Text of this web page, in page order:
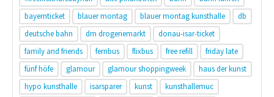
bayernticket
blauer montag blauer montag kunsthalle
db
deutsche bahn
dm drogeriemarkt
donau-isar-ticket
family and friends
fernbus flixbus free refill
friday late
fünf höfe
glamour glamour shoppingweek
haus der kunst
hypo kunsthalle
isarsparer kunst
kunsthallemuc